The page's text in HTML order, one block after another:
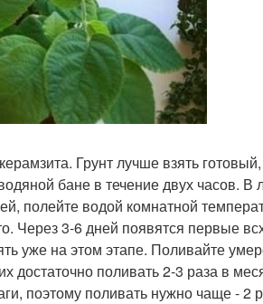
Грунт лучше взять готовый,
бане в течение двух часов. В
полейте водой комнатной
Через 3-6 дней появятся первые
уже на этом этапе. Поливайте
достаточно поливать 2-3 раза в
поэтому поливать нужно чаще - 2